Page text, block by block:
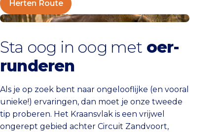
Herten Route
Wisentenroute
Sta oog in oog met oer-
runderen
Als je op zoek bent naar ongelooflijke (en vooral
unieke!) ervaringen, dan moet je onze tweede
tip proberen. Het Kraansvlak is een vrijwel
ongerept gebied achter Circuit Zandvoort,